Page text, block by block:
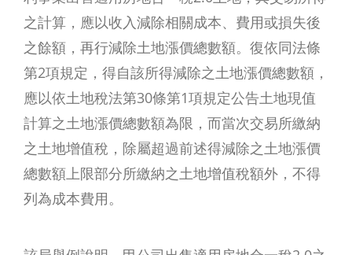
之計算，應以收入減除相關成本、費用或損失後
之餘額，再行減除土地漲價總數額。復依同法條
第2項規定，得自該所得減除之土地漲價總數額，
應以依土地稅法第30條第1項規定公告土地現值
計算之土地漲價總數額為限，而當次交易所繳納
之土地增值稅，除屬超過前述得減除之土地漲價
總數額上限部分所繳納之土地增值稅額外，不得
列為成本費用。